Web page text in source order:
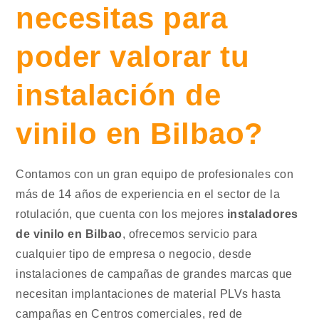
necesitas para
poder valorar tu
instalación de
vinilo en Bilbao?
Contamos con un gran equipo de profesionales con
más de 14 años de experiencia en el sector de la
rotulación, que cuenta con los mejores instaladores
de vinilo en Bilbao, ofrecemos servicio para
cualquier tipo de empresa o negocio, desde
instalaciones de campañas de grandes marcas que
necesitan implantaciones de material PLVs hasta
campañas en Centros comerciales, red de